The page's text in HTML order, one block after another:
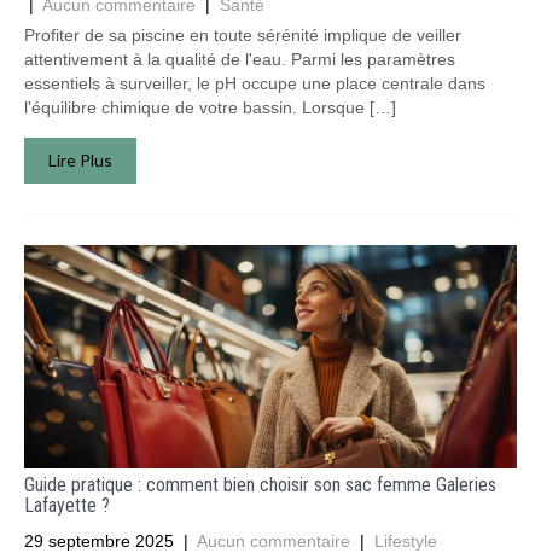
Aucun commentaire
Santé
Profiter de sa piscine en toute sérénité implique de veiller
attentivement à la qualité de l'eau. Parmi les paramètres
essentiels à surveiller, le pH occupe une place centrale dans
l'équilibre chimique de votre bassin. Lorsque […]
Lire Plus
Guide pratique : comment bien choisir son sac femme Galeries
Lafayette ?
29 septembre 2025 | Aucun commentaire | Lifestyle